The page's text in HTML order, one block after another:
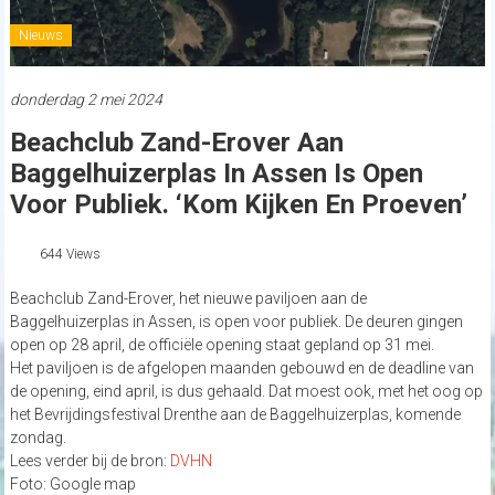
Nieuws
donderdag 2 mei 2024
Beachclub Zand-Erover Aan
Baggelhuizerplas In Assen Is Open
Voor Publiek. ‘Kom Kijken En Proeven’
644 Views
Beachclub Zand-Erover, het nieuwe paviljoen aan de
Baggelhuizerplas in Assen, is open voor publiek. De deuren gingen
open op 28 april, de officiële opening staat gepland op 31 mei.
Het paviljoen is de afgelopen maanden gebouwd en de deadline van
de opening, eind april, is dus gehaald. Dat moest ook, met het oog op
het Bevrijdingsfestival Drenthe aan de Baggelhuizerplas, komende
zondag.
Lees verder bij de bron: DVHN
Foto: Google map